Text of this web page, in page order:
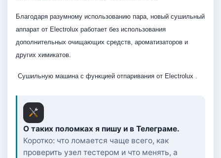
Благодаря разумному использованию пара, новый сушильный
аппарат от Electrolux работает без использования
дополнительных очищающих средств, ароматизаторов и
других химикатов.
Сушильную машина c функцией отпаривания от Electrolux .
О таких поломках я пишу и в Телеграме.
Коротко: что ломается чаще всего, как
проверить узел тестером и что менять, а